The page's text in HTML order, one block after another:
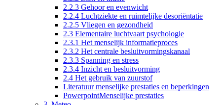
2.2.3 Gehoor en evenwicht
2.2.4 Luchtziekte en ruimtelijke desoriëntatie
2.2.5 Vliegen en gezondheid
2.3 Elementaire luchtvaart psychologie
2.3.1 Het menselijk informatieproces
2.3.2 Het centrale besluitvormingskanaal
2.3.3 Spanning en stress
2.3.4 Inzicht en besluitvorming
2.4 Het gebruik van zuurstof
Literatuur menselijke prestaties en beperkingen
PowerpointMenselijke prestaties